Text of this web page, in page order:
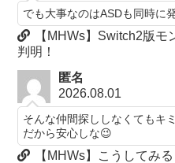
でも大事なのはASDも同時に
【MHWs】Switch2版
判明！
匿名
2026.08.01
そんな仲間探ししなくてもキ
だから安心しな😉
【MHWs】こうしてみ